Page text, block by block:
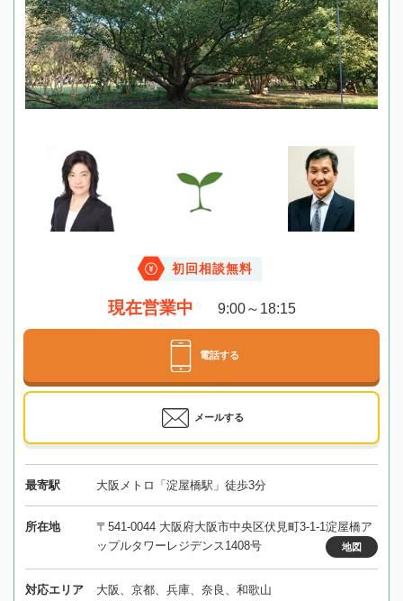
初回相談無料
現在営業中 9:00～18:15
電話する
メールする
最寄駅 大阪メトロ「淀屋橋駅」徒歩3分
所在地
〒541-0044 大阪府大阪市中央区伏見町3-1-1淀屋橋ア
ップルタワーレジデンス1408号
地図
対応エリア 大阪、京都、兵庫、奈良、和歌山